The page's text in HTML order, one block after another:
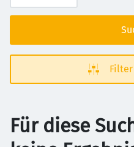
Für diese